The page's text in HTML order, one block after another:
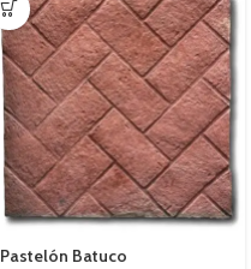
Pastelón Batuco